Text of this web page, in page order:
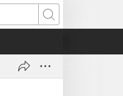
Rechercher